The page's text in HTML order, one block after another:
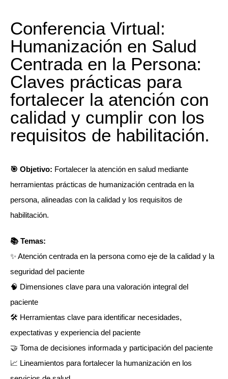
Conferencia Virtual:
Humanización en Salud
Centrada en la Persona:
Claves prácticas para
fortalecer la atención con
calidad y cumplir con los
requisitos de habilitación.
🎯 Objetivo: Fortalecer la atención en salud mediante
herramientas prácticas de humanización centrada en la
persona, alineadas con la calidad y los requisitos de
habilitación.
📚 Temas:
✨ Atención centrada en la persona como eje de la calidad y la
seguridad del paciente
🧠 Dimensiones clave para una valoración integral del
paciente
🛠️ Herramientas clave para identificar necesidades,
expectativas y experiencia del paciente
🤝 Toma de decisiones informada y participación del paciente
📈 Lineamientos para fortalecer la humanización en los